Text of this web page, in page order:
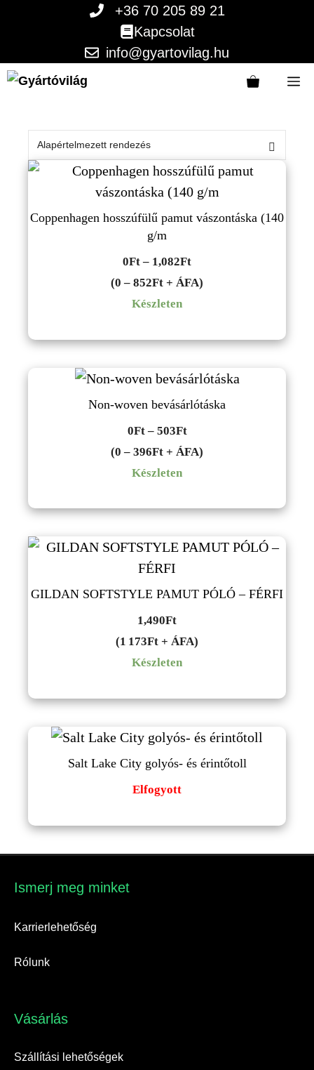
+36 70 205 89 21
Kapcsolat
info@gyartovilag.hu
Coppenhagen hosszúfülű pamut vászontáska (140
g/m
0Ft – 1,082FtÁrtartomány:
0Ft
(0 – 852Ft + ÁFA)
Készleten
Non-woven bevásárlótáska
0Ft – 503FtÁrtartomány:
0Ft
(0 – 396Ft + ÁFA)
Készleten
GILDAN SOFTSTYLE PAMUT PÓLÓ – FÉRFI
1,490Ft
(1 173Ft + ÁFA)
Készleten
Salt Lake City golyós- és érintőtoll
Elfogyott
Ismerj meg minket​
Karrierlehetőség
Rólunk
Vásárlás​
Szállítási lehetőségek